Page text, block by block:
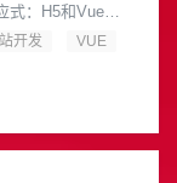
：H5和Vue都
屏幕大小和分辨
开发
VUE